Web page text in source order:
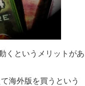
くというメリットがあ
海外版を買うという